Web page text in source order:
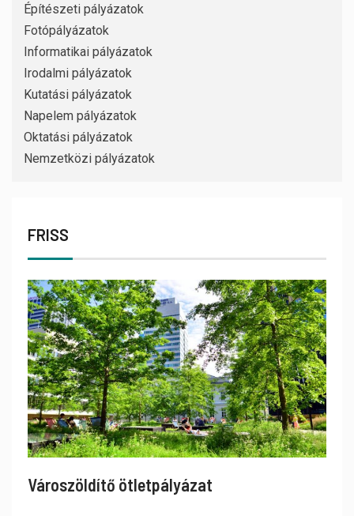
Építészeti pályázatok
Fotópályázatok
Informatikai pályázatok
Irodalmi pályázatok
Kutatási pályázatok
Napelem pályázatok
Oktatási pályázatok
Nemzetközi pályázatok
FRISS
Városzöldítő ötletpályázat